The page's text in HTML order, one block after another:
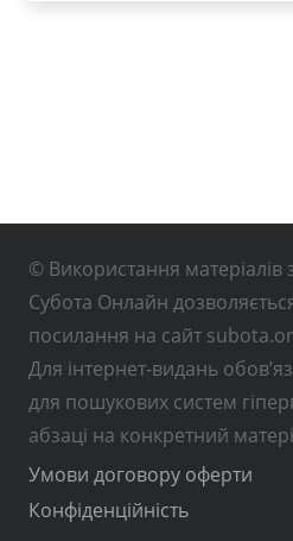
© Використання матеріалів
Субота Онлайн
посилання на сайт
Для інтернет-видань
для пошукових систем
абзаці на конкретний
Умови договору оферти
Конфіденційність